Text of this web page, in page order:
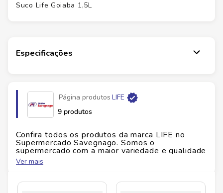
Suco Life Goiaba 1,5L
Especificações
EAN 7897195981626
Id do produto 159502
Altura
Largura 10.3cm
Página produtos LIFE
9 produtos
Confira todos os produtos da marca LIFE no
Supermercado Savegnago. Somos o
supermercado com a maior variedade e qualidade
do Brasil!
de produtos LIFE, confira abaixo:
Ver mais